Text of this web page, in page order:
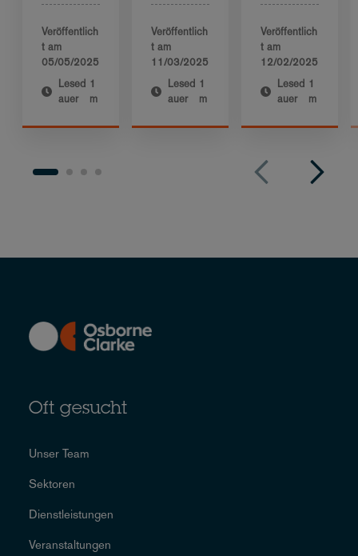
Veröffentlich
t am
05/05/2025
Lesed
auer
1
m
Veröffentlich
t am
11/03/2025
Lesed
auer
1
m
Veröffentlich
t am
12/02/2025
Lesed
auer
1
m
Oft gesucht
Unser Team
Sektoren
Dienstleistungen
Veranstaltungen